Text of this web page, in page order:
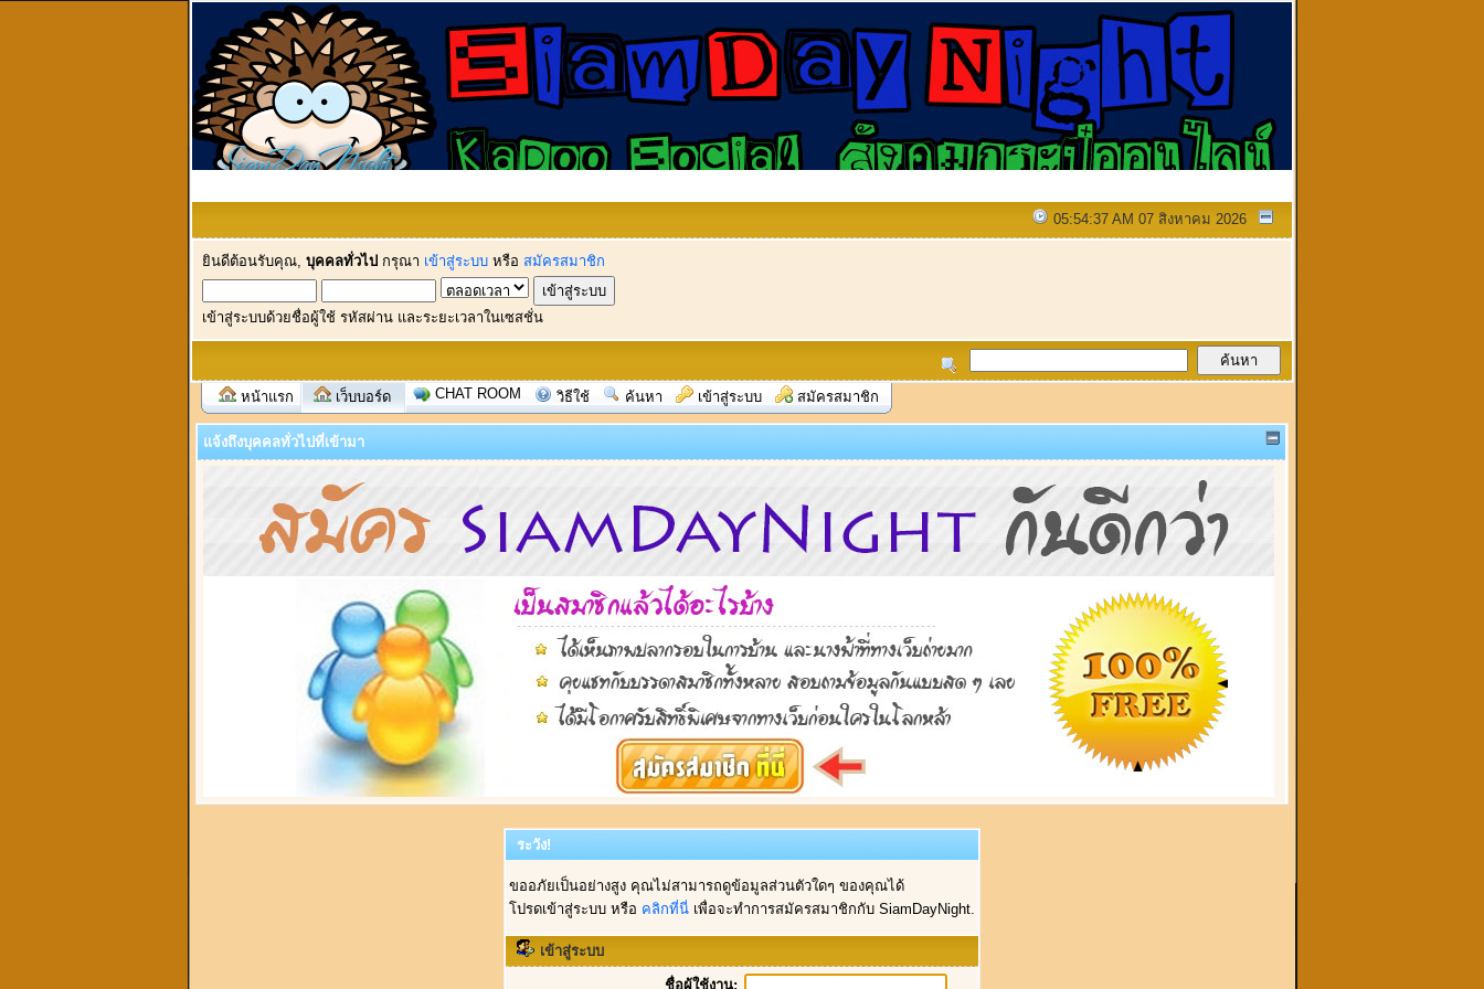
05:54:37 AM 07 สิงหาคม 2026
ยินดีต้อนรับคุณ, บุคคลทั่วไป กรุณา เข้าสู่ระบบ หรือ สมัครสมาชิก
เข้าสู่ระบบด้วยชื่อผู้ใช้ รหัสผ่าน และระยะเวลาในเซสชั่น
หน้าแรก เว็บบอร์ด CHAT ROOM วิธีใช้ ค้นหา เข้าสู่ระบบ สมัครสมาชิก
แจ้งถึงบุคคลทั่วไปที่เข้ามา
ระวัง!
ขออภัยเป็นอย่างสูง คุณไม่สามารถดูข้อมูลส่วนตัวใดๆ ของคุณได้
โปรดเข้าสู่ระบบ หรือ คลิกที่นี่ เพื่อจะทำการสมัครสมาชิกกับ SiamDayNight.
เข้าสู่ระบบ
ชื่อผู้ใช้งาน: